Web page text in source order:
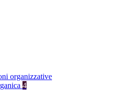
organizzative
4